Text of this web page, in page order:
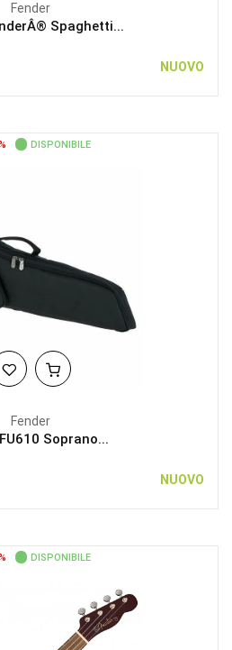
Fender
Spaghetti...
NUOVO
DISPONIBILE
Fender
Soprano...
NUOVO
DISPONIBILE